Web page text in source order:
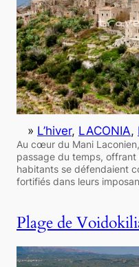
» L’hiver, LACONIA,
Au cœur du Mani
passage du temps, offrant
habitants se défendaient
fortifiés dans leurs
Plage de